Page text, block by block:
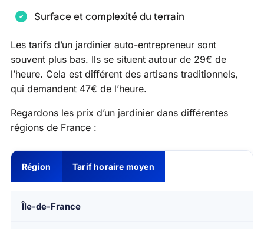
Surface et complexité du terrain
Les tarifs d’un jardinier auto-entrepreneur sont
souvent plus bas. Ils se situent autour de 29€ de
l’heure. Cela est différent des artisans traditionnels,
qui demandent 47€ de l’heure.
Regardons les prix d’un jardinier dans différentes
régions de France :
Région Tarif horaire moyen
Île-de-France